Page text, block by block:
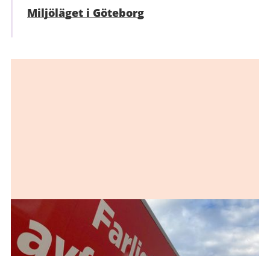
Miljöläget i Göteborg